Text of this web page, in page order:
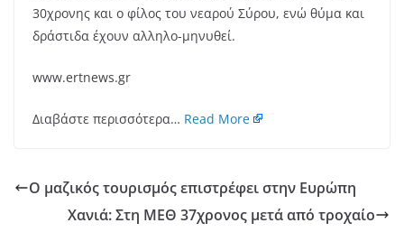
30χρονης και ο φίλος του νεαρού Σύρου, ενώ θύμα και
δράστιδα έχουν αλληλο-μηνυθεί.
www.ertnews.gr
Διαβάστε περισσότερα… Read More
Ο μαζικός τουρισμός επιστρέφει στην Ευρώπη
Χανιά: Στη ΜΕΘ 37χρονος μετά από τροχαίο